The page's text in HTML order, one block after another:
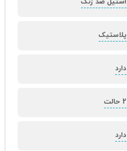
پلاستیک
دارد
2 حالت
دارد